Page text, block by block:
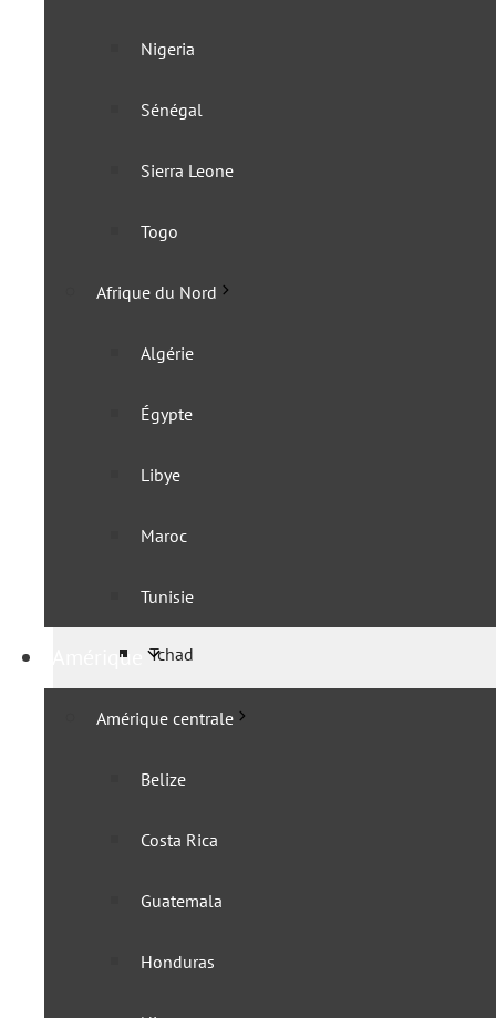
Nigeria
Sénégal
Sierra Leone
Togo
Afrique du Nord
Algérie
Égypte
Libye
Maroc
Tunisie
Amérique
Amérique centrale
Belize
Costa Rica
Guatemala
Honduras
Mozambique
Namibie
Zambie
Zimbabwe
Afrique centrale
Cameroun
Congo
Congo (RDC)
Gabon
Guinée équatoriale
Tchad
Afrique de l’Est
IGAD
Burundi
Comores
Djibouti